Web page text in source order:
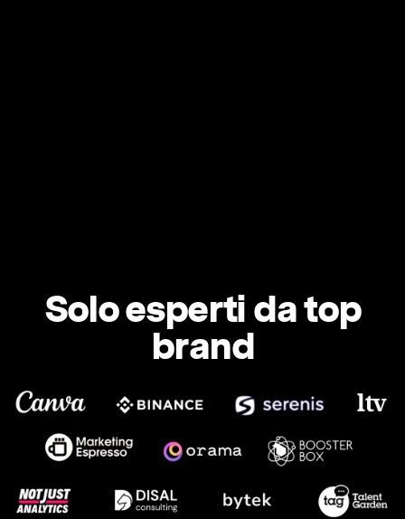
Solo esperti da top
brand